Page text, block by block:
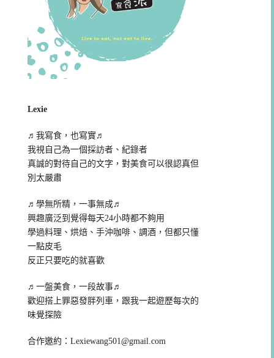
Lexie
♬我寫食，也寫實♬
我視自己為一個採訪者、紀錄者
真誠的對待自己的文字，對美食可以很認真但
別太嚴肅
♬學無所精，一事無成♬
興趣廣泛到覺得每天24小時都不夠用
學過料理、烘焙、手沖咖啡、調酒，但都只懂
一點皮毛
反正只要吃的就喜歡
♬一盤美食，一段故事♬
歡迎搭上罪惡發胖列車，跟我一起遊歷每次的
味覺探險
合作邀約：Lexiewang501@gmail.com